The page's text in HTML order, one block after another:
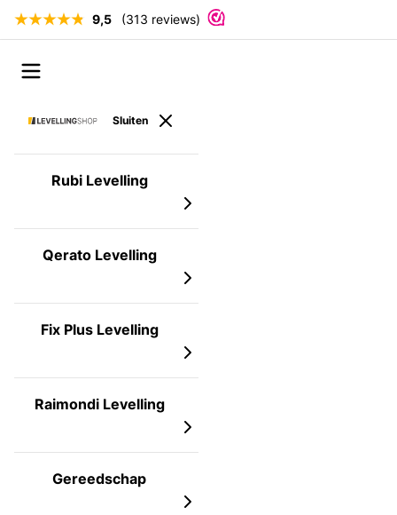
9,5 (313 reviews)
Open menu
Sluiten
Rubi Levelling
Qerato Levelling
Fix Plus Levelling
Raimondi Levelling
Gereedschap